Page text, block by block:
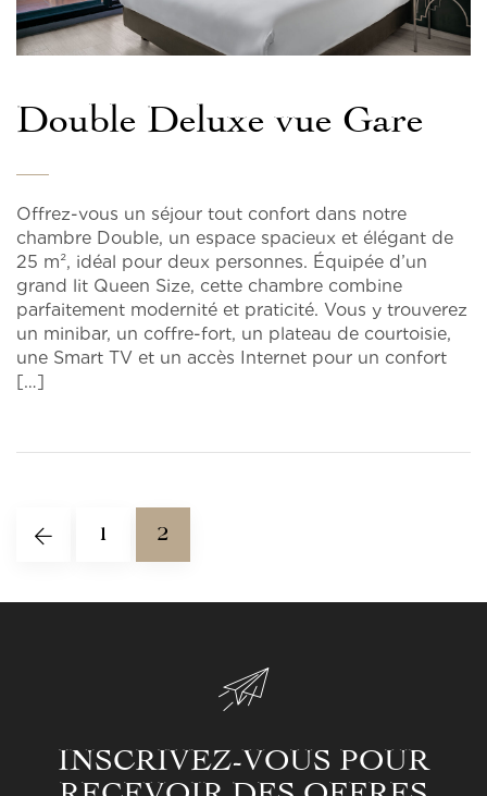
Double Deluxe vue Gare
Offrez-vous un séjour tout confort dans notre
chambre Double, un espace spacieux et élégant de
25 m², idéal pour deux personnes. Équipée d’un
grand lit Queen Size, cette chambre combine
parfaitement modernité et praticité. Vous y trouverez
un minibar, un coffre-fort, un plateau de courtoisie,
une Smart TV et un accès Internet pour un confort
[…]
1 2
INSCRIVEZ-VOUS POUR
RECEVOIR DES OFFRES